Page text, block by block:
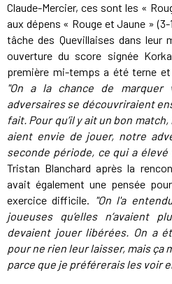
Claude-Mercier, ces sont les «
aux dépens « Rouge et Jaune »
tâche des Quevillaises dans leur
ouverture du score signée
première mi-temps a été terne
"On a la chance de
adversaires se découvriraient
fait. Pour qu’il y ait un bon
aient envie de jouer, notre
seconde période, ce qui a élevé
Tristan Blanchard après la
avait également une pensée
exercice difficile. "On l'a
joueuses qu’elles n’avaient
devaient jouer libérées. On a
pour ne rien leur laisser, mais ça
parce que je préférerais les voir